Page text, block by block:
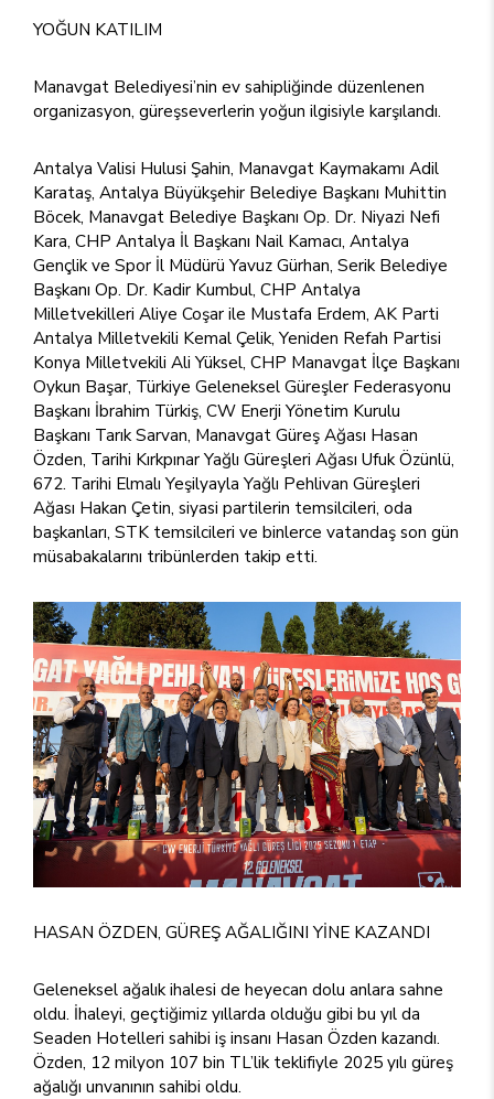
YOĞUN KATILIM
Manavgat Belediyesi’nin ev sahipliğinde düzenlenen
organizasyon, güreşseverlerin yoğun ilgisiyle karşılandı.
Antalya Valisi Hulusi Şahin, Manavgat Kaymakamı Adil
Karataş, Antalya Büyükşehir Belediye Başkanı Muhittin
Böcek, Manavgat Belediye Başkanı Op. Dr. Niyazi Nefi
Kara, CHP Antalya İl Başkanı Nail Kamacı, Antalya
Gençlik ve Spor İl Müdürü Yavuz Gürhan, Serik Belediye
Başkanı Op. Dr. Kadir Kumbul, CHP Antalya
Milletvekilleri Aliye Coşar ile Mustafa Erdem, AK Parti
Antalya Milletvekili Kemal Çelik, Yeniden Refah Partisi
Konya Milletvekili Ali Yüksel, CHP Manavgat İlçe Başkanı
Oykun Başar, Türkiye Geleneksel Güreşler Federasyonu
Başkanı İbrahim Türkiş, CW Enerji Yönetim Kurulu
Başkanı Tarık Sarvan, Manavgat Güreş Ağası Hasan
Özden, Tarihi Kırkpınar Yağlı Güreşleri Ağası Ufuk Özünlü,
672. Tarihi Elmalı Yeşilyayla Yağlı Pehlivan Güreşleri
Ağası Hakan Çetin, siyasi partilerin temsilcileri, oda
başkanları, STK temsilcileri ve binlerce vatandaş son gün
müsabakalarını tribünlerden takip etti.
HASAN ÖZDEN, GÜREŞ AĞALIĞINI YİNE KAZANDI
Geleneksel ağalık ihalesi de heyecan dolu anlara sahne
oldu. İhaleyi, geçtiğimiz yıllarda olduğu gibi bu yıl da
Seaden Hotelleri sahibi iş insanı Hasan Özden kazandı.
Özden, 12 milyon 107 bin TL’lik teklifiyle 2025 yılı güreş
ağalığı unvanının sahibi oldu.